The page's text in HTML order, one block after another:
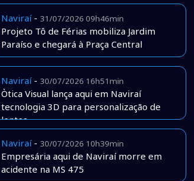
Naviraí- 31/07/2026 09h46min
Projeto Tô de Férias mobiliza Jardim
Paraíso e chegará à Praça Central
Naviraí- 30/07/2026 16h51min
Òtica Visual lança aqui em Naviraí
tecnologia 3D para personalização de
lentes
Naviraí- 30/07/2026 10h39min
Empresária aqui de Naviraí morre em
acidente na MS 475